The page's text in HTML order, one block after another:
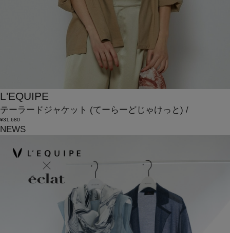
L'EQUIPE
テーラードジャケット (てーらーどじゃけっと) /
¥31,680
NEWS